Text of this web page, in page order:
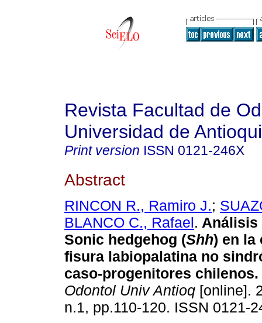
Revista Facultad de
Universidad de
Print version ISSN 0121-246X
Abstract
RINCON R., Ramiro J.;
BLANCO C., Rafael. Análisis
Sonic hedgehog (Shh) en la
fisura labiopalatina no
caso-progenitores chilenos.
Odontol Univ Antioq [online].
n.1, pp.110-120. ISSN 0121-